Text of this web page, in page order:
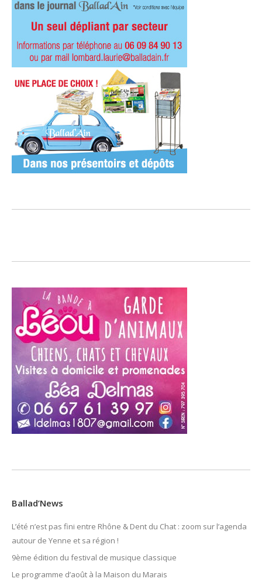
Ballad’News
L’été n’est pas fini entre Rhône & Dent du Chat : zoom sur l’agenda
autour de Yenne et sa région !
9ème édition du festival de musique classique
Le programme d’août à la Maison du Marais